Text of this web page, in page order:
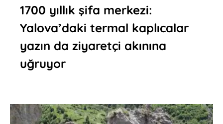
1700 yıllık şifa merkezi:
Yalova’daki termal kaplıcalar
yazın da ziyaretçi akınına
uğruyor